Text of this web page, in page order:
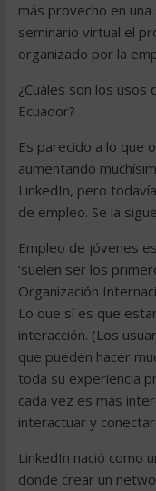
más provecho en
seminario virtual el
organizado por la
¿Cuáles son los usos
Ecuador?
Es parecido a lo que
aumentando
LinkedIn, pero
de empleo. Se la
Empleo de jóvenes
‘suelen ser los
Organización
Lo que sí es que
interacción. (Los
que pueden hacer
toda su experiencia
cada vez es más
interactuar y
LinkedIn nació como
donde crear un